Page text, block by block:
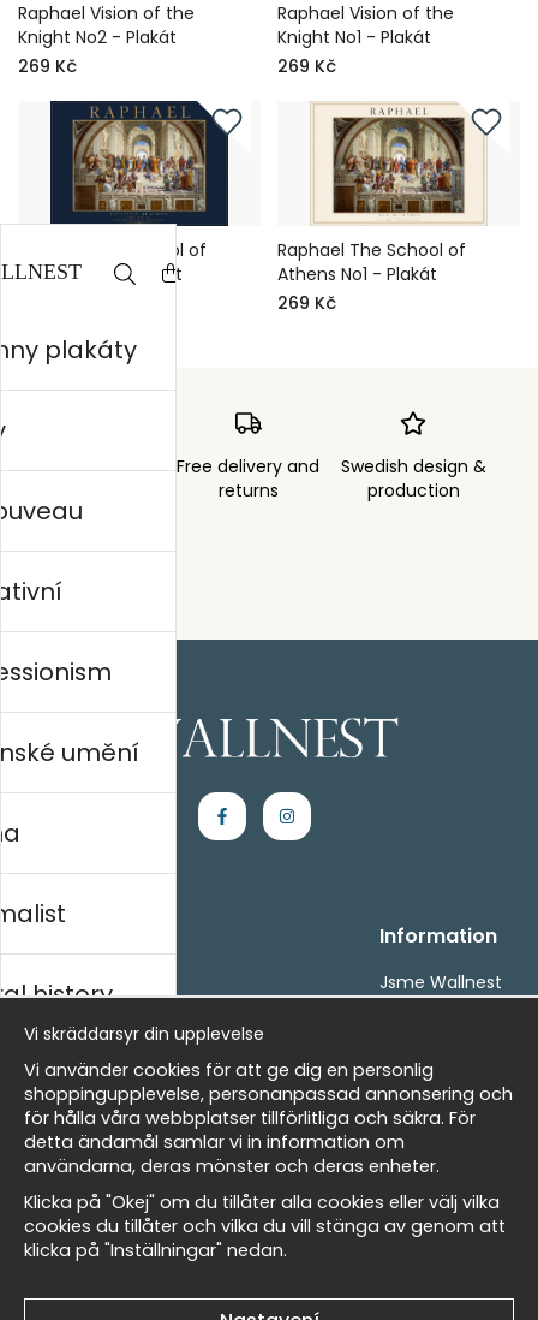
Raphael Vision of the
Knight No2 - Plakát
269 Kč
Raphael Vision of the
Knight No1 - Plakát
269 Kč
Raphael The School of
Athens No2 - Plakát
Raphael The School of
Athens No1 - Plakát
269 Kč
Order sent within Free delivery and
returns
Swedish design &
production
Kontakta oss
- Returer och återbetalningar
- Leverans - enkelt, snabbt &amp; gratis
Om cookies
Mina favoriter
Information
Jsme Wallnest
Newsletter
Získejte naše nejlepší nabídky a novinky!
E-
mailová
adresa
plakáty
umění
history
Vi skräddarsyr din upplevelse
Vi använder cookies för att ge dig en personlig
shoppingupplevelse, personanpassad annonsering och
för hålla våra webbplatser tillförlitliga och säkra. För
detta ändamål samlar vi in information om
användarna, deras mönster och deras enheter.
Klicka på "Okej" om du tillåter alla cookies eller välj vilka
cookies du tillåter och vilka du vill stänga av genom att
klicka på "Inställningar" nedan.